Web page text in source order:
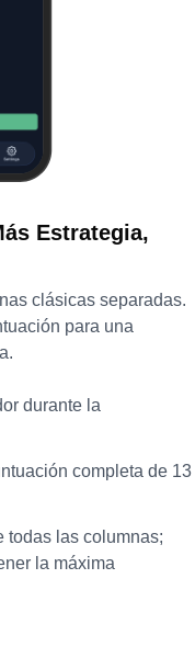
Estrategia,
clásicas separadas.
para una
durante la
completa de 13
todas las columnas;
la máxima